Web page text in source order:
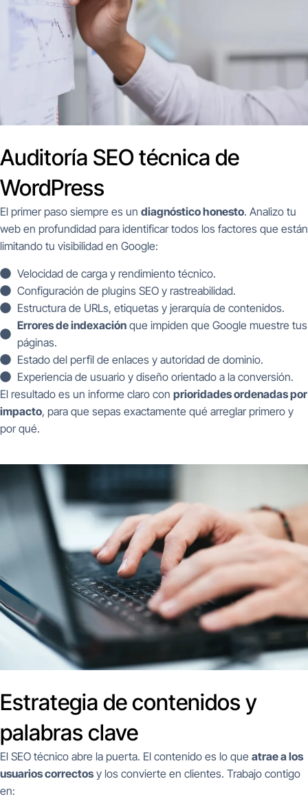
Auditoría SEO técnica de
WordPress
El primer paso siempre es un diagnóstico honesto. Analizo tu
web en profundidad para identificar todos los factores que están
limitando tu visibilidad en Google:
Velocidad de carga y rendimiento técnico.
Configuración de plugins SEO y rastreabilidad.
Estructura de URLs, etiquetas y jerarquía de contenidos.
Errores de indexación que impiden que Google muestre tus
páginas.
Estado del perfil de enlaces y autoridad de dominio.
Experiencia de usuario y diseño orientado a la conversión.
El resultado es un informe claro con prioridades ordenadas por
impacto, para que sepas exactamente qué arreglar primero y
por qué.
Estrategia de contenidos y
palabras clave
El SEO técnico abre la puerta. El contenido es lo que atrae a los
usuarios correctos y los convierte en clientes. Trabajo contigo
en: